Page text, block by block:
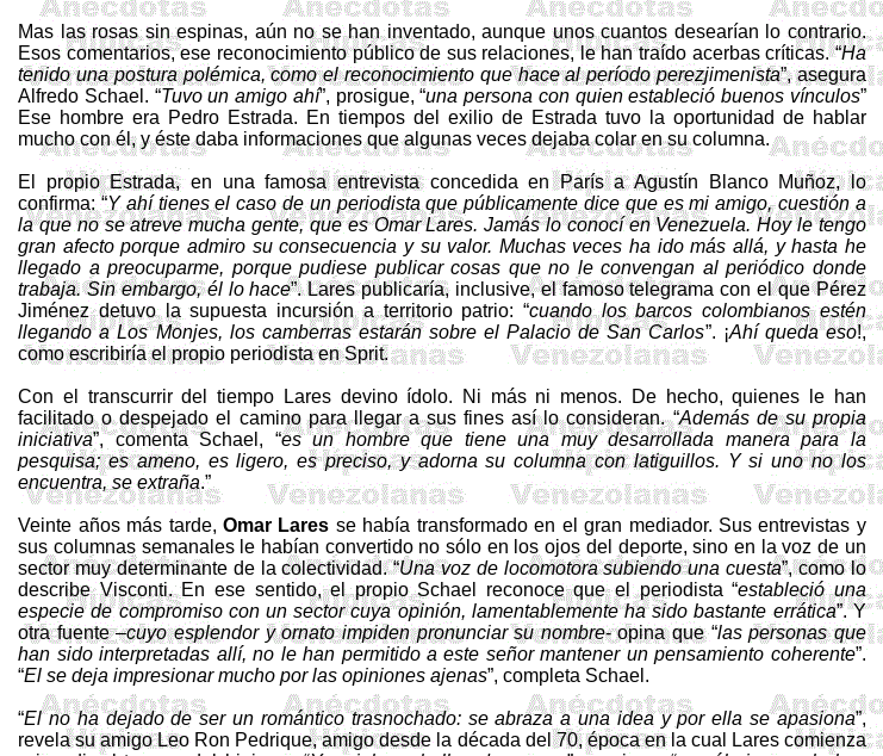
Mas las rosas sin espinas, aún no se han inventado, aunque unos cuantos desearían lo contrario.
Esos comentarios, ese reconocimiento público de sus relaciones, le han traído acerbas críticas. “Ha
tenido una postura polémica, como el reconocimiento que hace al períodoperezjimenista”, asegura
Alfredo Schael . “Tuvo un amigo ahí”, prosigue, “una persona con quien estableció buenos vínculos”
Ese hombre era Pedro Estrada. En tiempos del exilio de Estrada tuvo la oportunidad de hablar
mucho con él, y éste daba informaciones que algunas veces dejaba colar en su columna.
El propio Estrada, en una famosa entrevista concedida en París a Agustín Blanco Muñoz, lo
confirma: “Y ahí tienes el caso de un periodista que públicamente dice que es mi amigo, cuestión a
la que no se atreve mucha gente, que es Omar Lares. Jamás lo conocí en Venezuela. Hoy le tengo
gran afecto porque admiro su consecuencia y su valor. Muchas veces ha ido más allá, y hasta he
llegado a preocuparme, porque pudiese publicar cosas que no le convengan al periódico donde
trabaja. Sin embargo, él lo hace”. Lares publicaría, inclusive, el famoso telegrama con el que Pérez
Jiménez detuvo la supuesta incursión a territorio patrio: “cuando los barcos colombianos estén
llegando a Los Monjes, los camberrasestarán sobre el Palacio de San Carlos”. ¡Ahí queda eso!,
como escribiría el propio periodista enSprit.
Con el transcurrir del tiempo Lares devino ídolo. Ni más ni menos. De hecho, quienes le han
facilitado o despejado el camino para llegar a sus fines así lo consideran. “Además de su propia
iniciativa”, comentaSchael , “es un hombre que tiene una muy desarrollada manera para la
pesquisa; es ameno, es ligero, es preciso, y adorna su columna con latiguillos. Y si uno no los
encuentra, se extraña.”
Veinte años más tarde, Omar Lares se había transformado en el gran mediador. Sus entrevistas y
sus columnas semanales le habían convertido no sólo en los ojos del deporte, sino en la voz de un
sector muy determinante de la colectividad. “Una voz de locomotora subiendo una cuesta”, como lo
describe Visconti. En ese sentido, el propioSchael reconoce que el periodista “estableció una
especie de compromiso con un sector cuya opinión, lamentablemente ha sido bastante errática”. Y
otra fuente –cuyo esplendor y ornato impiden pronunciar su nombre- opina que “las personas que
han sido interpretadas allí, no le han permitido a este señor mantener un pensamiento coherente”.
“El se deja impresionar mucho por las opiniones ajenas”, completa Schael .
“Elno ha dejado de ser un romántico trasnochado: se abraza a una idea y por ella se apasiona”,
revela su amigo Leo Ron Pedrique, amigo desde la década del 70, época en la cual Lares comienza